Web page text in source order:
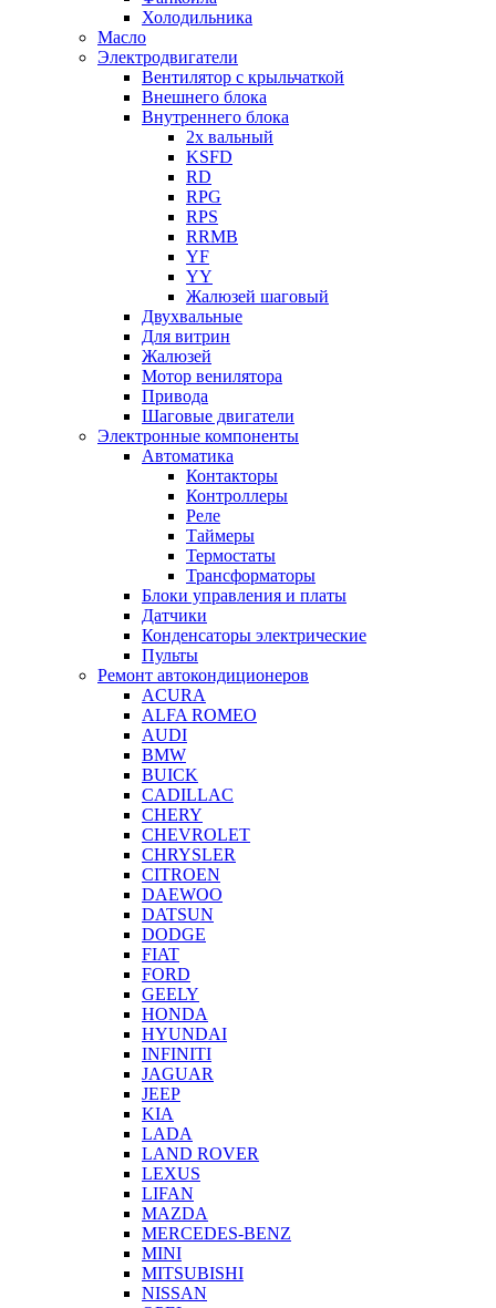
Холодильника
Масло
Электродвигатели
Вентилятор с крыльчаткой
Внешнего блока
Внутреннего блока
2х вальный
KSFD
RD
RPG
RPS
RRMB
YF
YY
Жалюзей шаговый
Двухвальные
Для витрин
Жалюзей
Мотор венилятора
Привода
Шаговые двигатели
Электронные компоненты
Автоматика
Контакторы
Контроллеры
Реле
Таймеры
Термостаты
Трансформаторы
Блоки управления и платы
Датчики
Конденсаторы электрические
Пульты
Ремонт автокондиционеров
ACURA
ALFA ROMEO
AUDI
BMW
BUICK
CADILLAC
CHERY
CHEVROLET
CHRYSLER
CITROEN
DAEWOO
DATSUN
DODGE
FIAT
FORD
GEELY
HONDA
HYUNDAI
INFINITI
JAGUAR
JEEP
KIA
LADA
LAND ROVER
LEXUS
LIFAN
MAZDA
MERCEDES-BENZ
MINI
MITSUBISHI
NISSAN